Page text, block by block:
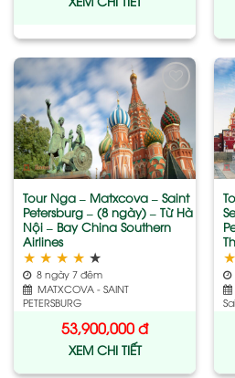
Add
to
wishlist
Tour Nga – Matxcova – Saint
Petersburg – (8 ngày) – Từ Hà
Nội – Bay China Southern
Airlines
★ ★ ★ ★ ★
8 ngày 7 đêm
MATXCOVA - SAINT
PETERSBURG
53,900,000đ
XEM CHI TIẾT
★